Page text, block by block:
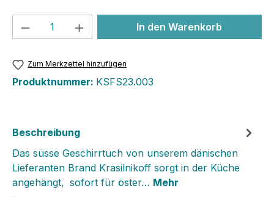
Produkt Anzahl: Gib denIn den Warenkorb
Zum Merkzettel hinzufügen
Produktnummer: KSFS23.003
Beschreibung
Das süsse Geschirrtuch von unserem dänischen
Lieferanten Brand Krasilnikoff sorgt in der Küche
angehängt‚ sofort für öster… Mehr